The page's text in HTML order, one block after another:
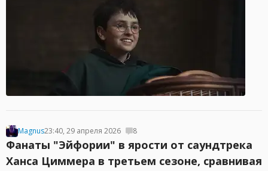
Magnus23:40, 29 апреля 2026 8
Фанаты "Эйфории" в ярости от саундтрека
Ханса Циммера в третьем сезоне, сравнивая